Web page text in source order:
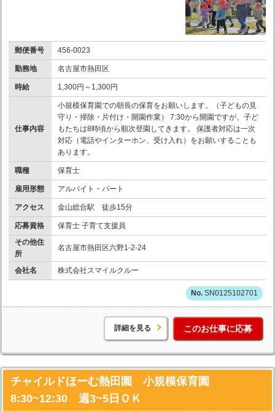
郵便番号 456-0023
勤務地 名古屋市熱田区
時給 1,300円～1,300円
仕事内容
小規模保育園での朝長の保育をお願いします。（子どもの見
守り・掃除・片付け・開園作業） 7:30から開園ですが、子ど
もたちは8時頃から順次登園してきます。 保護者対応は一次
対応（電話やインターホン、受け入れ）をお願いすることも
あります。
職種 保育士
雇用形態 アルバイト・パート
アクセス 金山総合駅 徒歩15分
応募資格
保育士 子育て支援員
その他住
所
名古屋市熱田区六野1-2-24
会社名 株式会社スマイルクルー
SN0125102701
詳細を見る このお仕事に応募
チャイルドほーむ熱田園 小規模保育園
8:30~12:30 週3~5日ＯＫ